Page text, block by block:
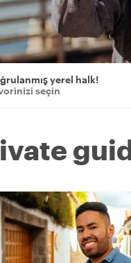
yerel halk!
seçin